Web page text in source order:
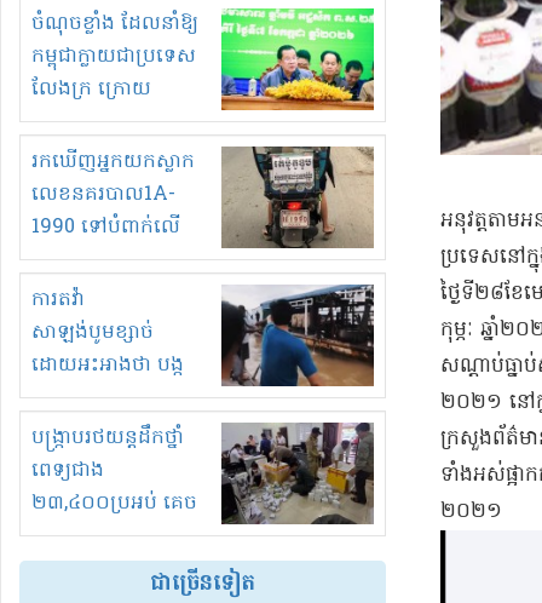
ចំណុចខ្លាំង ដែលនាំឱ្យ
កម្ពុជាក្លាយជាប្រទេស
លែងក្រ ក្រោយ
ឆ្នាំ២០៣០
រកឃើញអ្នកយកស្លាក
លេខនគរបាល1A-
1990 ទៅបំពាក់លើ
ម៉ូតូរបស់ខ្លួន ដាកផ្លាក
រត់ឌុបហើយ
ការតវ៉ា
សាឡង់បូមខ្សាច់
ដោយអះអាងថា បង្ក
បាក់ច្រាំងទន្លេ និង
រំខានទាំងយប់ទាំងថ្ងៃ
បង្ក្រាបរថយន្តដឹកថ្នាំ
ពេទ្យជាង
២៣,៤០០ប្រអប់ គេច
ពន្ធនិងអត់ច្បាប់នាំ
ចូល!?
ជាច្រើនទៀត
អនុវត្តតាម​
ប្រទេស​នៅក្
ថ្ងៃទី​២៨​ខែ
កុម្ភៈ ឆ្នាំ​
សណ្តាប់ធ្នា
២០២១ នៅក្
ក្រសួង​ព័ត៌មា
ទាំងអស់​ផ្អា
២០២១